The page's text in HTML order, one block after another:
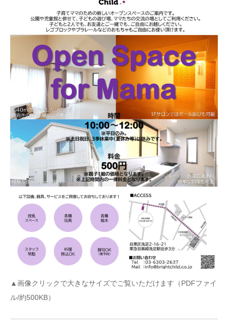
▲画像クリックで大きなサイズでご覧いただけます（PDFファイ
ル/約500KB）